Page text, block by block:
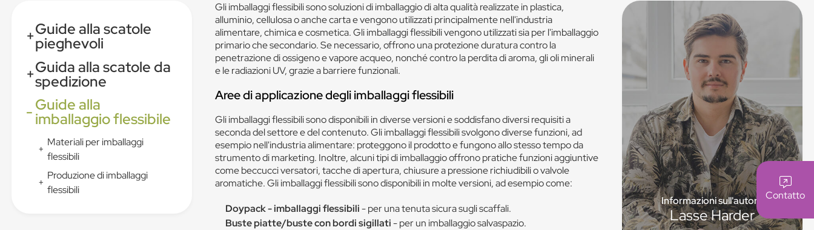
Contatto
+Guide alla scatole
pieghevoli
+Guida alla scatole da
spedizione
-Guide alla
imballaggio flessibile
+
Materiali per imballaggi
flessibili
+
Produzione di imballaggi
flessibili
Gli imballaggi flessibili sono soluzioni di imballaggio di alta qualità realizzate in plastica,
alluminio, cellulosa o anche carta e vengono utilizzati principalmente nell'industria
alimentare, chimica e cosmetica. Gli imballaggi flessibili vengono utilizzati sia per l'imballaggio
primario che secondario. Se necessario, offrono una protezione duratura contro la
penetrazione di ossigeno e vapore acqueo, nonché contro la perdita di aroma, gli oli minerali
e le radiazioni UV, grazie a barriere funzionali.
Aree di applicazione degli imballaggi flessibili
Gli imballaggi flessibili sono disponibili in diverse versioni e soddisfano diversi requisiti a
seconda del settore e del contenuto. Gli imballaggi flessibili svolgono diverse funzioni, ad
esempio nell'industria alimentare: proteggono il prodotto e fungono allo stesso tempo da
strumento di marketing. Inoltre, alcuni tipi di imballaggio offrono pratiche funzioni aggiuntive
come beccucci versatori, tacche di apertura, chiusure a pressione richiudibili o valvole
aromatiche. Gli imballaggi flessibili sono disponibili in molte versioni, ad esempio come:
Doypack - imballaggi flessibili- per una tenuta sicura sugli scaffali.
Buste piatte/buste con bordi sigillati- per un imballaggio salvaspazio.
Informazioni sull'autore
Lasse Harder